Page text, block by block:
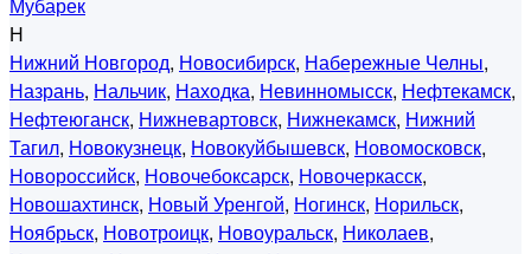
Н
Нижний Новгород, Новосибирск, Набережные Челны,
Назрань, Нальчик, Находка, Невинномысск, Нефтекамск,
Нефтеюганск, Нижневартовск, Нижнекамск, Нижний
Тагил, Новокузнецк, Новокуйбышевск, Новомосковск,
Новороссийск, Новочебоксарск, Новочеркасск,
Новошахтинск, Новый Уренгой, Ногинск, Норильск,
Ноябрьск, Новотроицк, Новоуральск, Николаев,